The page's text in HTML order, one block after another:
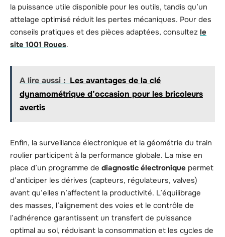
la puissance utile disponible pour les outils, tandis qu’un
attelage optimisé réduit les pertes mécaniques. Pour des
conseils pratiques et des pièces adaptées, consultez le
site 1001 Roues.
A lire aussi : Les avantages de la clé
dynamométrique d’occasion pour les bricoleurs
avertis
Enfin, la surveillance électronique et la géométrie du train
roulier participent à la performance globale. La mise en
place d’un programme de diagnostic électronique permet
d’anticiper les dérives (capteurs, régulateurs, valves)
avant qu’elles n’affectent la productivité. L’équilibrage
des masses, l’alignement des voies et le contrôle de
l’adhérence garantissent un transfert de puissance
optimal au sol, réduisant la consommation et les cycles de